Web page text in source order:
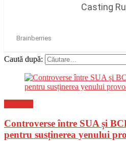
Caută după:
Controverse între SUA și
pentru susținerea yenului